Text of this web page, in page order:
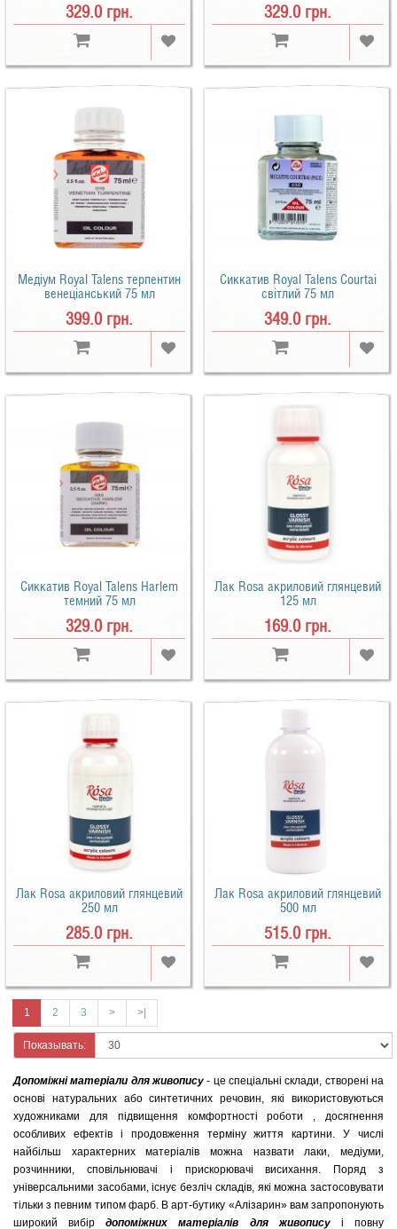
329.0 грн. 329.0 грн.
Медіум Royal Talens терпентин
венеціанський 75 мл
399.0 грн.
Сиккатив Royal Talens Courtai
світлий 75 мл
349.0 грн.
Сиккатив Royal Talens Harlem
темний 75 мл
329.0 грн.
Лак Rosa акриловий глянцевий
125 мл
169.0 грн.
Лак Rosa акриловий глянцевий
250 мл
285.0 грн.
Лак Rosa акриловий глянцевий
500 мл
515.0 грн.
1 2 3 > >|
Показывать:
Допоміжні матеріали для живопису - це спеціальні склади, створені на
основі натуральних або синтетичних речовин, які використовуються
художниками для підвищення комфортності роботи , досягнення
особливих ефектів і продовження терміну життя картини. У числі
найбільш характерних матеріалів можна назвати лаки, медіуми,
розчинники, сповільнювачі і прискорювачі висихання. Поряд з
універсальними засобами, існує безліч складів, які можна застосовувати
тільки з певним типом фарб. В арт-бутику «Алізарин» вам запропонують
широкий вибірдопоміжних матеріалів для живописуі повну